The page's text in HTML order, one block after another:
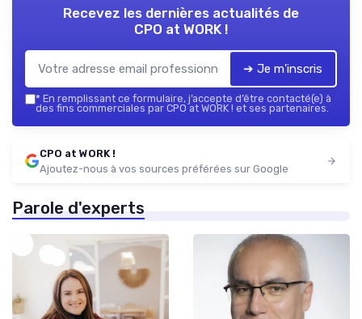
Recevez les dernières actualités de
CPO at WORK !
➔ Je m'inscris
* En remplissant ce formulaire, j’accepte d’être contacté(e) à
des fins commerciales par CPO at WORK ! et ses partenaires.
CPO at WORK !
Ajoutez-nous à vos sources préférées sur Google
Parole d'experts